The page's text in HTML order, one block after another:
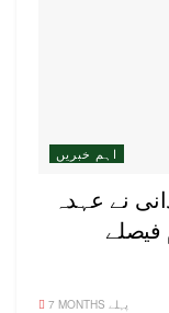
اہم خبریں
نے عہدہ
فیصلے
7 MONTHS پہلے